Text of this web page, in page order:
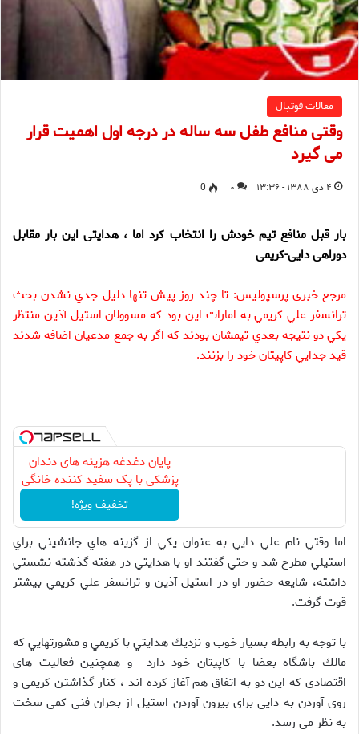
مقالات فوتبال
وقتی منافع طفل سه ساله در درجه اول اهمیت قرار
می گیرد
۴ دی ۱۳۸۸ - ۱۳:۳۶ ۰ 0
بار قبل منافع تیم خودش را انتخاب کرد اما ، هدایتی این بار مقابل
دوراهی دایی-کریمی
مرجع خبری پرسپولیس: تا چند روز پيش تنها دليل جدي نشدن بحث
ترانسفر علي كريمي به امارات اين بود كه مسوولان استيل آذين منتظر
يكي دو نتيجه بعدي تيمشان بودند كه اگر به جمع مدعيان اضافه شدند
قيد جدايي كاپيتان خود را بزنند.
پایان دغدغه هزینه های دندان
پزشکی با پک سفید کننده خانگی
تخفیف ویژه!
اما وقتي نام علي دايي به عنوان يكي از گزينه هاي جانشيني براي
استيلي مطرح شد و حتي گفتند او با هدايتي در هفته گذشته نشستي
داشته، شايعه حضور او در استيل آذين و ترانسفر علي كريمي بيشتر
قوت گرفت.
با توجه به رابطه بسيار خوب و نزديك هدايتي با كريمي و مشورتهايي كه
مالك باشگاه بعضا با كاپيتان خود دارد و همچنین فعالیت های
اقتصادی که این دو به اتفاق هم آغاز کرده اند ، کنار گذاشتن کریمی و
روی آوردن به دایی برای بیرون آوردن استیل از بحران فنی کمی سخت
به نظر می رسد.